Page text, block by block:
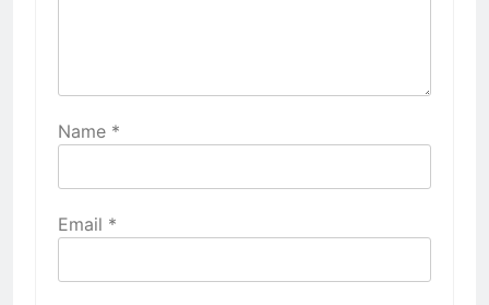
Name *
Email *